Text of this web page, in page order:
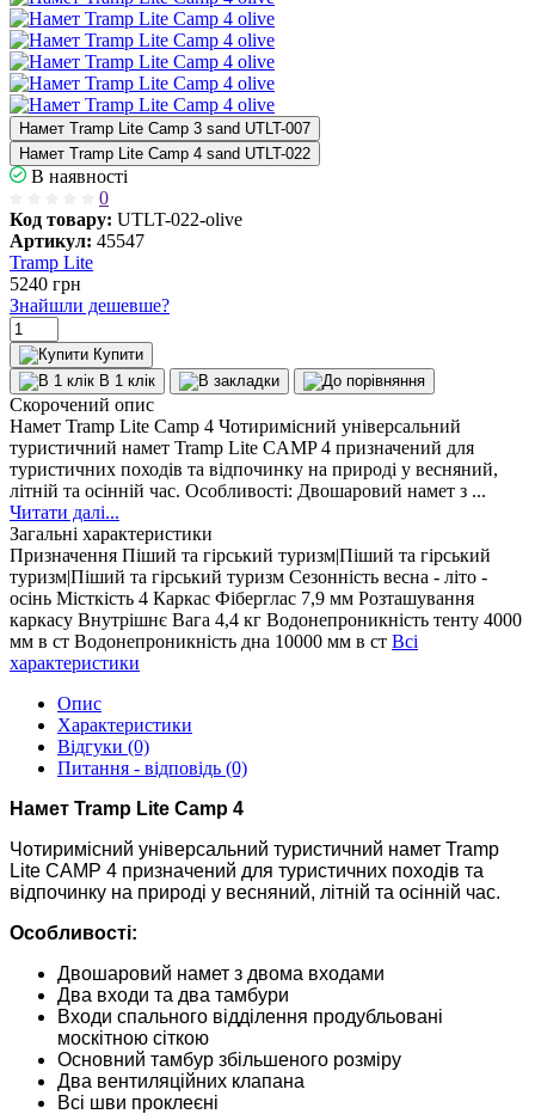
Намет Tramp Lite Camp 3 sand UTLT-007
Намет Tramp Lite Camp 4 sand UTLT-022
В наявності
0
Код товару: UTLT-022-olive
Артикул: 45547
Tramp Lite
5240 грн
Знайшли дешевше?
Купити
В 1 клік
Скорочений опис
Намет Tramp Lite Camp 4 Чотиримісний універсальний
туристичний намет Tramp Lite CAMP 4 призначений для
туристичних походів та відпочинку на природі у весняний,
літній та осінній час. Особливості: Двошаровий намет з ...
Читати далі...
Загальні характеристики
Призначення Піший та гірський туризм|Піший та гірський
туризм|Піший та гірський туризм Сезонність весна - літо -
осінь Місткість 4 Каркас Фіберглас 7,9 мм Розташування
каркасу Внутрішнє Вага 4,4 кг Водонепроникність тенту 4000
мм в ст Водонепроникність дна 10000 мм в ст Всі
характеристики
Опис
Характеристики
Відгуки (0)
Питання - відповідь (0)
Намет Tramp Lite Camp 4
Чотиримісний універсальний туристичний намет Tramp
Lite CAMP 4 призначений для туристичних походів та
відпочинку на природі у весняний, літній та осінній час.
Особливості:
Двошаровий намет з двома входами
Два входи та два тамбури
Входи спального відділення продубльовані
москітною сіткою
Основний тамбур збільшеного розміру
Два вентиляційних клапана
Всі шви проклеєні